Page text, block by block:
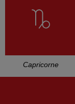
Capricorne